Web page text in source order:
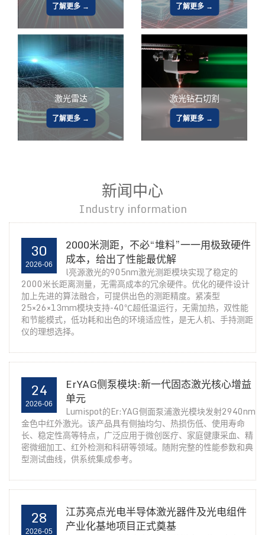
了解更多 → 了解更多 →
激光雷达
了解更多 →
激光钻石切割
了解更多 →
新闻中心
Industry information
30
2026-06
2000米测距，不必“堆料”一一用极致硬件
成本，给出了性能最优解
l亮源激光的905nm激光测距模块实现了稳定的
2000米长距离测量，无需高成本的冗余硬件。优化的硬件设计
加上先进的算法融合，可提供出色的测距精度。紧凑型
25×26×13mm模块支持-40℃超低温运行，无需加热，双性能
和节能模式，低功耗和出色的环境适应性，是无人机、手持测距
仪的理想选择。
24
2026-06
ErYAG侧泵模块:新一代固态激光核心增益
单元
Lumispot的Er:YAG侧面泵浦激光模块发射2940nm
金色中红外激光。该产品具有侧抽均匀、热损伤低、使用寿命
长、稳定性高等特点，广泛应用于微创医疗、家庭健康采血、精
密微细加工、红外检测和科研等领域。随附完整的性能参数和典
型测试曲线，供系统集成参考。
28
2026-05
江苏亮点光电半导体激光器件及光电组件
产业化基地项目正式奠基